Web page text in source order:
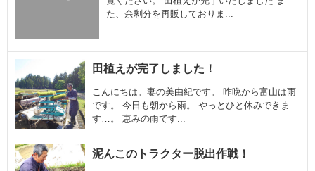
た、余剰分を再販しておりま...
田植えが完了しました！
こんにちは。妻の美由紀です。 昨晩から富山は雨
です。 今日も朝から雨。 やっとひと休みできま
す…。 恵みの雨です...
泥んこのトラクター脱出作戦！